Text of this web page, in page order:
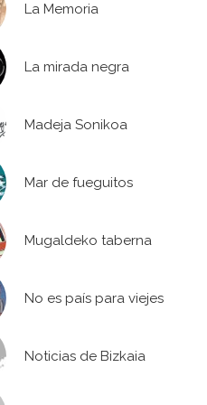
La Memoria
La mirada negra
Madeja Sonikoa
Mar de fueguitos
Mugaldeko taberna
No es país para viejes
Noticias de Bizkaia